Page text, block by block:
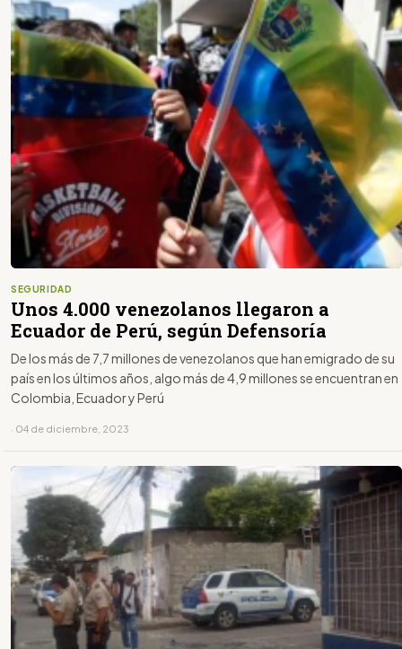
SEGURIDAD
Unos 4.000 venezolanos llegaron a
Ecuador de Perú, según Defensoría
De los más de 7,7 millones de venezolanos que han emigrado de su
país en los últimos años, algo más de 4,9 millones se encuentran en
Colombia, Ecuador y Perú
· 04 de diciembre, 2023